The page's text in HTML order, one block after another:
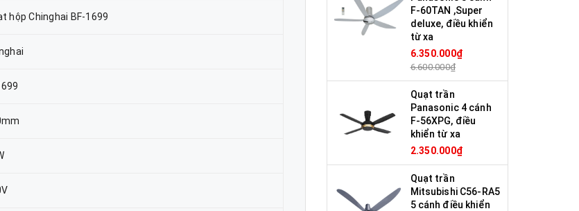
hộp Chinghai BF-1699
F-60TAN ,Super
deluxe, điều khiển
từ xa
6.350.000₫
6.600.000₫
Quạt trần
Panasonic 4 cánh
F-56XPG, điều
khiển từ xa
2.350.000₫
Quạt trần
Mitsubishi C56-RA5
5 cánh điều khiển